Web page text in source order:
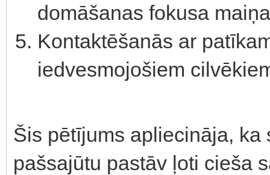
domāšanas fokusa
Kontaktēšanās ar
iedvesmojošiem
Šis pētījums apliecināja,
pašsajūtu pastāv ļoti cieša